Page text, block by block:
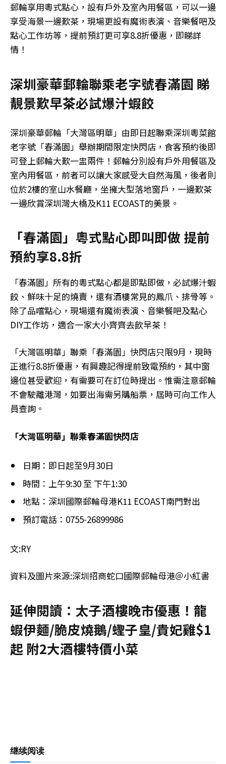
郵輪享用粵式點心，設有戶外及室內用餐區，可以一邊
享受海景一邊歎茶，現場更設有魔術表演、音樂餐吧及
點心工作坊等，提前預訂更可享8.8折優惠，即睇詳
情！
深圳豪華郵輪聯乘老字號春滿園 睇
靚景歎早茶必試爆汁蝦餃
深圳豪華郵輪「大灣區明華」由即日起聯乘深圳粵菜館
老字號「春滿園」舉辦期間限定快閃店，食客預約後即
可登上郵輪大歎一盅兩件！郵輪分別設有戶外用餐區及
室內用餐區，前者可以讓大家感受大自然海風，後者則
位於2樓的室山水餐廳，坐擁大型落地窗戶，一邊歎茶
一邊欣賞深圳灣大橋及K11 ECOAST的美景。
「春滿園」粵式點心即叫即做 提前
預約享8.8折
「春滿園」所有的粵式點心都是即點即做，必試爆汁蝦
餃、鮮味十足的燒賣，還有酒樓常見的鳳爪、排骨等。
除了品嚐點心，現場還有魔術表演、音樂餐吧及點心
DIY工作坊，適合一家大小齊齊去飲早茶！
「大灣區明華」聯乘「春滿園」快閃店只限9月，現時
正進行8.8折優惠，有興趣記得提前致電預約，其中窗
邊位甚受歡迎，有需要可在訂位時提出。惟需注意郵輪
不會駛離港灣，如要出海需另購船票，屆時可向工作人
員查詢。
「大灣區明華」聯乘春滿園快閃店
日期：即日起至9月30日
時間：上午9:30 至 下午1:30
地點：深圳國際郵輪母港K11 ECOAST南門對出
預訂電話：0755-26899986
文:RY
資料及圖片來源:深圳招商蛇口國際郵輪母港＠小紅書
延伸閱讀：太子酒樓晚市優惠！龍
蝦伊麵/脆皮燒鵝/蟶子皇/貴妃雞$1
起 附2大酒樓特價小菜
继续阅读